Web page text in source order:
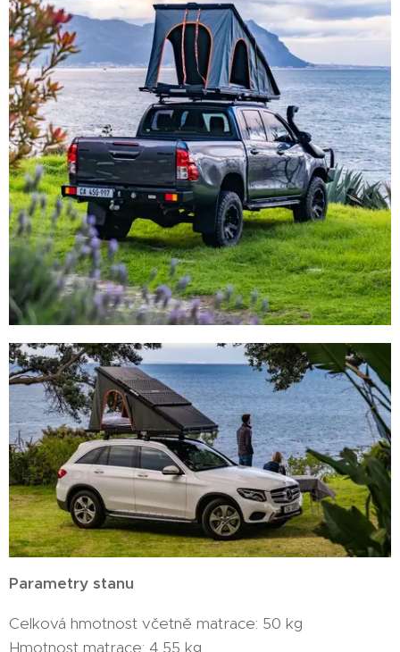
Parametry stanu
Celková hmotnost včetně matrace: 50 kg
Hmotnost matrace: 4,55 kg